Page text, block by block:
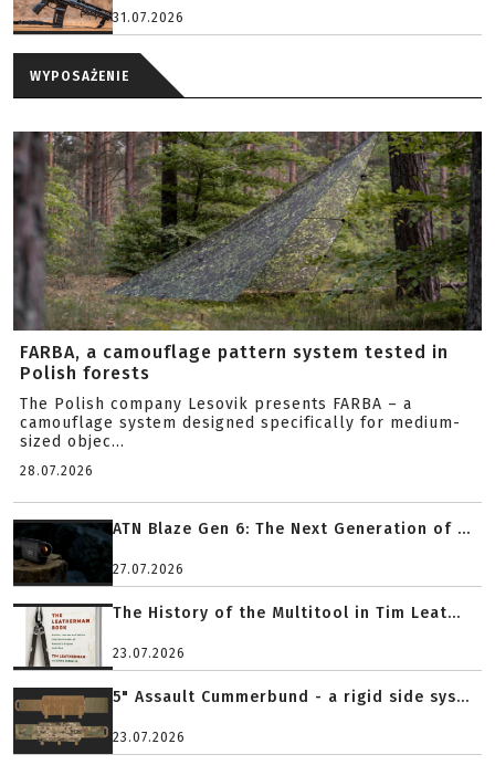
31.07.2026
WYPOSAŻENIE
FARBA, a camouflage pattern system tested in
Polish forests
The Polish company Lesovik presents FARBA – a
camouflage system designed specifically for medium-
sized objec...
28.07.2026
ATN Blaze Gen 6: The Next Generation of ...
27.07.2026
The History of the Multitool in Tim Leat...
23.07.2026
5" Assault Cummerbund - a rigid side sys...
23.07.2026